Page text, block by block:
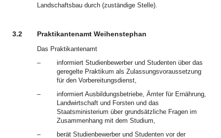
Landschaftsbau durch (zuständige Stelle).
3.2 Praktikantenamt Weihenstephan
Das Praktikantenamt
–
informiert Studienbewerber und Studenten über das
geregelte Praktikum als Zulassungsvoraussetzung
für den Vorbereitungsdienst,
–
informiert Ausbildungsbetriebe, Ämter für Ernährung,
Landwirtschaft und Forsten und das
Staatsministerium über grundsätzliche Fragen im
Zusammenhang mit dem Studium,
–
berät Studienbewerber und Studenten vor der